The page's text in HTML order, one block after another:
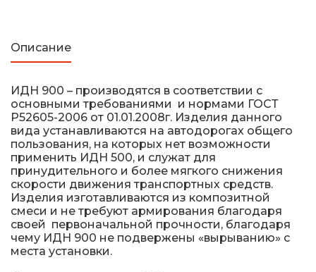
Описание
ИДН 900 – производятся в соответствии с
основными требованиями и нормами ГОСТ
Р52605-2006 от 01.01.2008г. Изделия данного
вида устанавливаются на автодорогах общего
пользования, на которых нет возможности
применить ИДН 500, и служат для
принудительного и более мягкого снижения
скорости движения транспортных средств.
Изделия изготавливаются из композитной
смеси и не требуют армирования благодаря
своей первоначальной прочности, благодаря
чему ИДН 900 не подвержены «вырыванию» с
места установки.